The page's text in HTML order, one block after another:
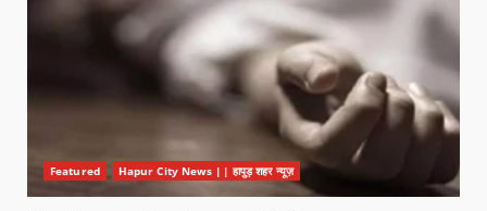
Featured Hapur City News || हापुड़ शहर न्यूज़